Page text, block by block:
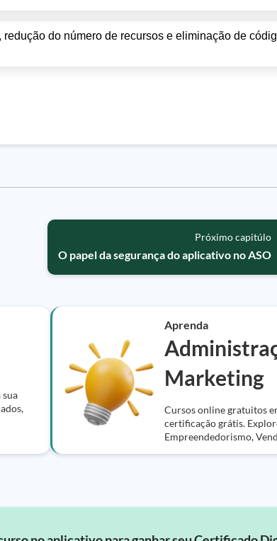
do número de recursos e eliminação de
Próximo capitúlo
O papel da segurança do aplicativo no ASO
Aprenda
Marketing
Cursos online gratuitos
certificação grátis.
Empreendedorismo,